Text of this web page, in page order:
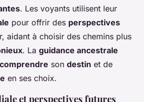
. Les voyants utilisent leur
pour offrir des perspectives
aidant à choisir des chemins plus
. La guidance ancestrale
son destin et de
en ses choix.
et perspectives futures